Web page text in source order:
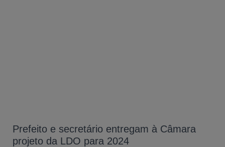
Prefeito e secretário entregam à Câmara
projeto da LDO para 2024